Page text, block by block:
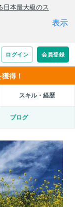
得！
スキル・経歴
ブログ